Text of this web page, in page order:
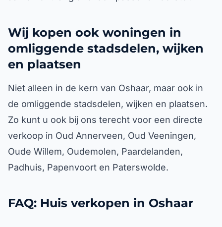
Wij kopen ook woningen in
omliggende stadsdelen, wijken
en plaatsen
Niet alleen in de kern van Oshaar, maar ook in
de omliggende stadsdelen, wijken en plaatsen.
Zo kunt u ook bij ons terecht voor een directe
verkoop in Oud Annerveen, Oud Veeningen,
Oude Willem, Oudemolen, Paardelanden,
Padhuis, Papenvoort en Paterswolde.
FAQ: Huis verkopen in Oshaar